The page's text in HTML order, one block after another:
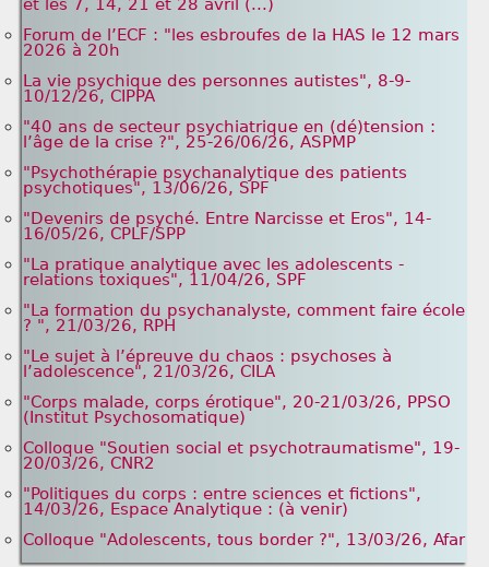
et les 7, 14, 21 et 28 avril (...)
Forum de l’ECF : "les esbroufes de la HAS le 12 mars
2026 à 20h
La vie psychique des personnes autistes", 8-9-
10/12/26, CIPPA
"40 ans de secteur psychiatrique en (dé)tension :
l’âge de la crise ?", 25-26/06/26, ASPMP
"Psychothérapie psychanalytique des patients
psychotiques", 13/06/26, SPF
"Devenirs de psyché. Entre Narcisse et Eros", 14-
16/05/26, CPLF/SPP
"La pratique analytique avec les adolescents -
relations toxiques", 11/04/26, SPF
"La formation du psychanalyste, comment faire école
? ", 21/03/26, RPH
"Le sujet à l’épreuve du chaos : psychoses à
l’adolescence", 21/03/26, CILA
"Corps malade, corps érotique", 20-21/03/26, PPSO
(Institut Psychosomatique)
Colloque "Soutien social et psychotraumatisme", 19-
20/03/26, CNR2
"Politiques du corps : entre sciences et fictions",
14/03/26, Espace Analytique : (à venir)
Colloque "Adolescents, tous border ?", 13/03/26, Afar